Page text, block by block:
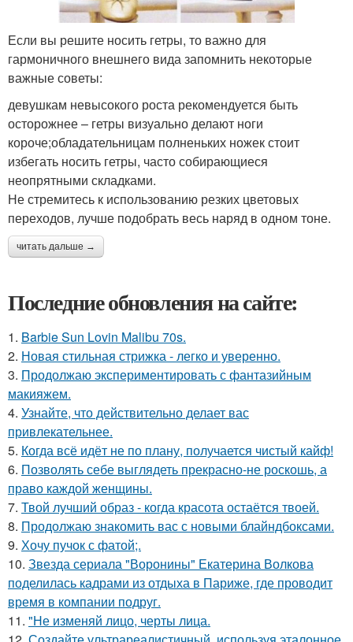
Если вы решите носить гетры, то важно для
гармоничного внешнего вида запомнить некоторые
важные советы:
девушкам невысокого роста рекомендуется быть
осторожнее – гетры визуально делают ноги
короче;обладательницам полненьких ножек стоит
избегать носить гетры, часто собирающиеся
неопрятными складками.
Не стремитесь к использованию резких цветовых
переходов, лучше подобрать весь наряд в одном тоне.
читать дальше →
Последние обновления на сайте:
1. Barbie Sun Lovin Malibu 70s.
2. Новая стильная стрижка - легко и уверенно.
3. Продолжаю экспериментировать с фантазийным
макияжем.
4. Узнайте, что действительно делает вас
привлекательнее.
5. Когда всё идёт не по плану, получается чистый кайф!
6. Позволять себе выглядеть прекрасно-не роскошь, а
право каждой женщины.
7. Твой лучший образ - когда красота остаётся твоей.
8. Продолжаю знакомить вас с новыми блайндбоксами.
9. Хочу пучок с фатой;.
10. Звезда сериала "Воронины" Екатерина Волкова
поделилась кадрами из отдыха в Париже, где проводит
время в компании подруг.
11. "Не изменяй лицо, черты лица.